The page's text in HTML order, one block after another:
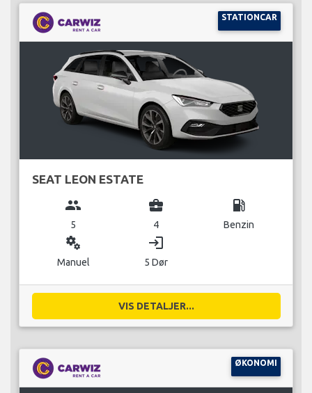
STATIONCAR
SEAT LEON ESTATE
group
5
business_center
4
local_gas_station
Benzin
miscellaneous_services
Manuel
login
5 Dør
VIS DETALJER...
ØKONOMI